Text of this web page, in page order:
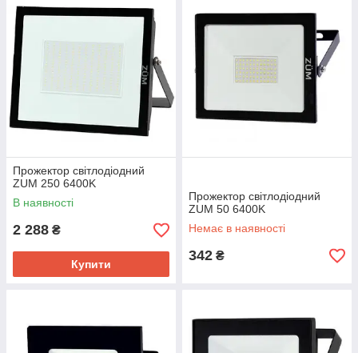
Прожектор світлодіодний
ZUM 250 6400K
В наявності
2 288 ₴
Купити
Прожектор світлодіодний
ZUM 50 6400K
Немає в наявності
342 ₴